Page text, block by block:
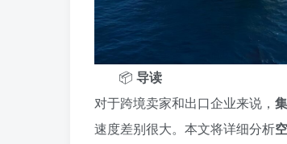
📦 导读
对于跨境卖家和出口企业来说，
速度差别很大。本文将详细分析